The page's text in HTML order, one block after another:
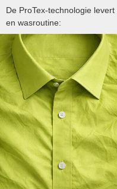
De ProTex-technologie
en wasroutine: